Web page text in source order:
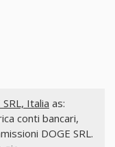
SRL, Italia as:
conti bancari,
DOGE SRL.